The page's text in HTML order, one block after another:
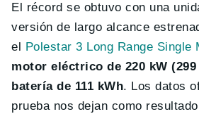
El récord se obtuvo con una
versión de largo alcance
el Polestar 3 Long Range Single
motor eléctrico de 220 kW
batería de 111 kWh. Los datos
prueba nos dejan como